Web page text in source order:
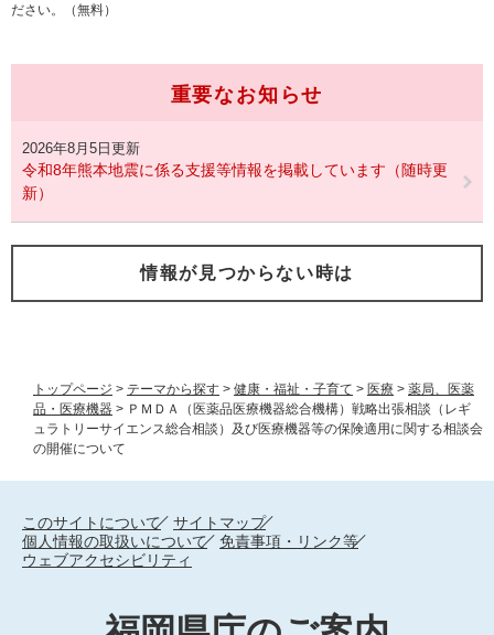
トップページ > テーマから探す > 健康・福祉・子育て > 医療 > 薬局、医薬
品・医療機器 > ＰＭＤＡ（医薬品医療機器総合機構）戦略出張相談（レギ
ュラトリーサイエンス総合相談）及び医療機器等の保険適用に関する相談会
の開催について
ださい。（無料）
重要なお知らせ
2026年8月5日更新
令和8年熊本地震に係る支援等情報を掲載しています（随時更
新）
情報が見つからない時は
このサイトについて
サイトマップ
個人情報の取扱いについて
免責事項・リンク等
ウェブアクセシビリティ